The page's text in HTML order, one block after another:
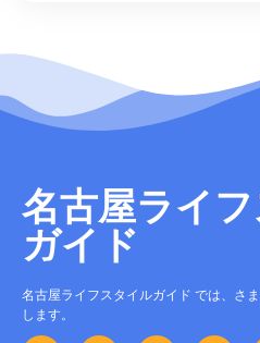
名古屋ライ
ガイド
名古屋ライフスタイルガイド では、さ
します。